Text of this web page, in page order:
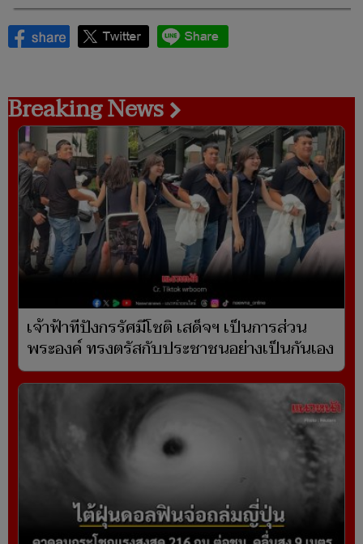
Breaking News
เจ้าฟ้าทีปังกรรัศมีโชติ เสด็จฯ เป็นการส่วน
พระองค์ ทรงตรัสกับประชาชนอย่างเป็นกันเอง